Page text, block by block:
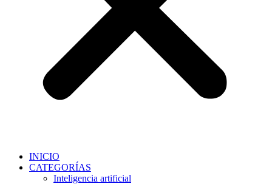
INICIO
CATEGORÍAS
Inteligencia artificial